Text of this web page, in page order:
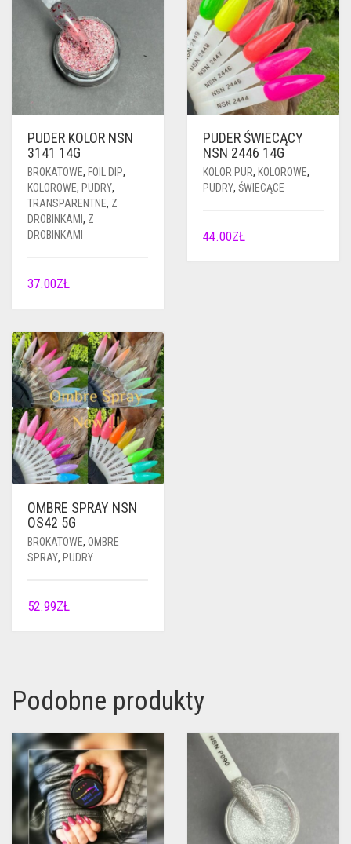
PUDER KOLOR NSN
3141 14G
BROKATOWE, FOIL DIP,
KOLOROWE, PUDRY,
TRANSPARENTNE, Z
DROBINKAMI , Z
DROBINKAMI
37.00ZŁ
PUDER ŚWIECĄCY
NSN 2446 14G
KOLOR PUR, KOLOROWE,
PUDRY, ŚWIECĄCE
44.00ZŁ
OMBRE SPRAY NSN
OS42 5G
BROKATOWE, OMBRE
SPRAY, PUDRY
52.99ZŁ
Podobne produkty